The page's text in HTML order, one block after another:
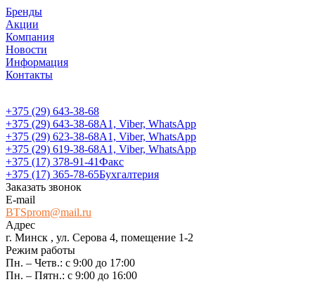
Бренды
Акции
Компания
Новости
Информация
Контакты
+375 (29) 643-38-68
+375 (29) 643-38-68А1, Viber, WhatsApp
+375 (29) 623-38-68А1, Viber, WhatsApp
+375 (29) 619-38-68А1, Viber, WhatsApp
+375 (17) 378-91-41Факс
+375 (17) 365-78-65Бухгалтерия
Заказать звонок
E-mail
BTSprom@mail.ru
Адрес
г. Минск , ул. Серова 4, помещение 1-2
Режим работы
Пн. – Четв.: с 9:00 до 17:00
Пн. – Пятн.: с 9:00 до 16:00